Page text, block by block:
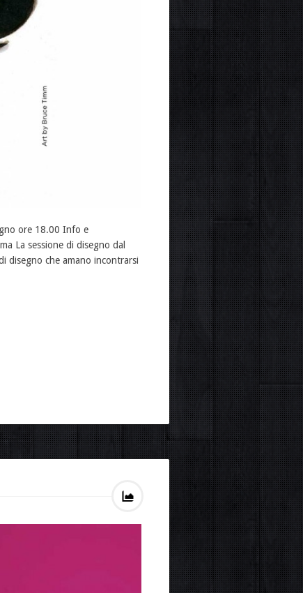
ore 18.00 Info e
La sessione di disegno dal
disegno che amano incontrarsi